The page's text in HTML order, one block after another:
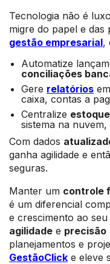
Tecnologia não é
migre do papel e das
gestão empresarial,
Automatize
conciliações
Gere relatórios
caixa, contas a
Centralize estoque
sistema na
Com dados
ganha agilidade e
seguras.
Manter um controle
é um diferencial
e crescimento ao
agilidade e precisão
planejamentos e
GestãoClick e eleve